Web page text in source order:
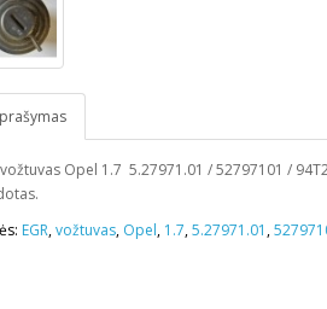
vožtuvas Opel 1.7 5.27971.01 / 52797101 /
EGR,vožtuvas, Opel, 1.7,5.27971.01 ,